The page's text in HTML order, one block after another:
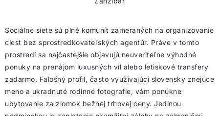
Sociálne siete sú plné komunít zameraných na organizovanie
ciest bez sprostredkovateľských agentúr. Práve v tomto
prostredí sa najčastejšie objavujú neuveriteľne výhodné
ponuky na prenájom luxusných víl alebo letiskové transfery
zadarmo. Falošný profil, často využívajúci slovensky znejúce
meno a ukradnuté rodinné fotografie, vám ponúkne
ubytovanie za zlomok bežnej trhovej ceny. Jedinou